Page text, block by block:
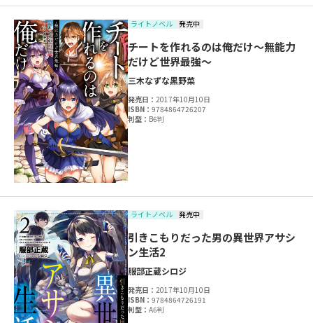
ライトノベル 発売中
チートを作れるのは俺だけ～無能力
だけど世界最強～
三木なずな黒野菜
発売日：2017年10月10日
ISBN：9784864726207
判型： B6判
ライトノベル 発売中
引きこもりだった男の異世界アサシ
ン生活2
服部正蔵シロジ
発売日：2017年10月10日
ISBN：9784864726191
判型：A6判